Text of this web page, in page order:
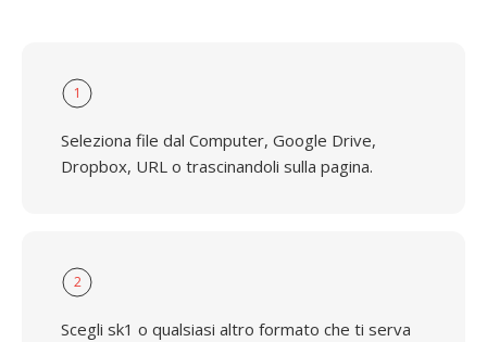
1
Seleziona file dal Computer, Google Drive,
Dropbox, URL o trascinandoli sulla pagina.
2
Scegli sk1 o qualsiasi altro formato che ti serva